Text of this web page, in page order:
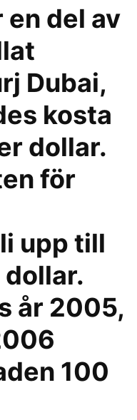
en del av
Dubai,
kosta
dollar.
för
upp till
år 2005,
100